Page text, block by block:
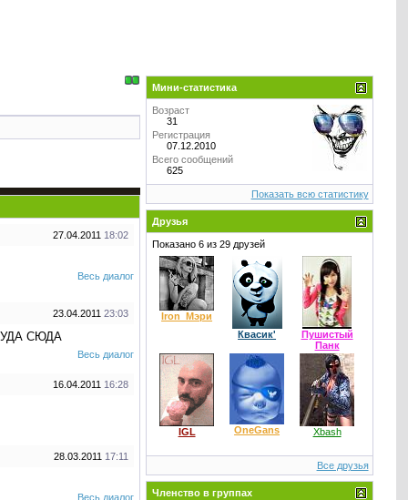
27.04.2011 18:02
Весь диалог
23.04.2011 23:03
СЮДА
Весь диалог
16.04.2011 16:28
28.03.2011 17:11
Весь диалог
Мини-статистика
Возраст
31
Регистрация
07.12.2010
Всего сообщений
625
Показать всю статистику
Друзья
Показано 6 из 29 друзей
Iron_Мэри
Квасик'
Пушистый
Панк
IGL OneGans Xbash
Все друзья
Членство в группах